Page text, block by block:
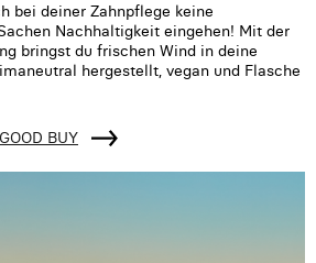
bei deiner Zahnpflege keine
Nachhaltigkeit eingehen! Mit der
bringst du frischen Wind in deine
hergestellt, vegan und Flasche
BUY